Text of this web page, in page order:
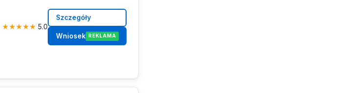
★★★★★ 5.0
Szczegóły
Wniosek REKLAMA